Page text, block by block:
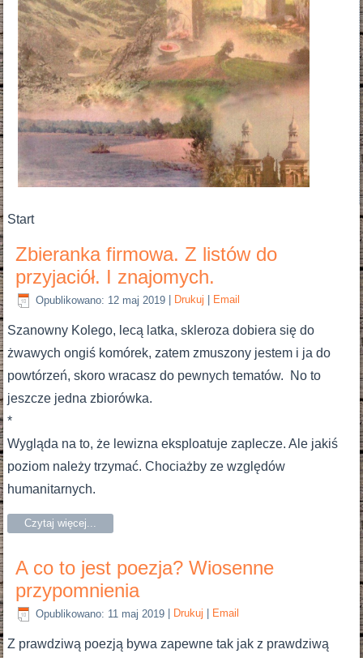
Start
Zbieranka firmowa. Z listów do
przyjaciół. I znajomych.
Opublikowano: 12 maj 2019 Drukuj Email
Szanowny Kolego, lecą latka, skleroza dobiera się do
żwawych ongiś komórek, zatem zmuszony jestem i ja do
powtórzeń, skoro wracasz do pewnych tematów. No to
jeszcze jedna zbiorówka.
*
Wygląda na to, że lewizna eksploatuje zaplecze. Ale jakiś
poziom należy trzymać. Chociażby ze względów
humanitarnych.
Czytaj więcej...
A co to jest poezja? Wiosenne
przypomnienia
Opublikowano: 11 maj 2019 Drukuj Email
Z prawdziwą poezją bywa zapewne tak jak z prawdziwą